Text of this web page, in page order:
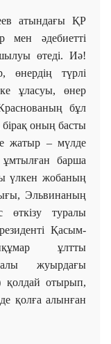
атындағы ҚР
мен әдебиетті
өтеді. Иә!
өнердің түрлі
ұласуы, өнер
бұл
оның басты
жатыр – мүлде
ұмтылған барша
үлкен жобаның
Эльвинаның
өткізу туралы
Қасым-
ұлтты
жуырдағы
отырып,
қолға алынған